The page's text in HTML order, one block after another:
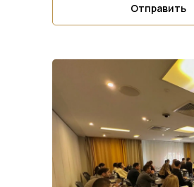
Отправить